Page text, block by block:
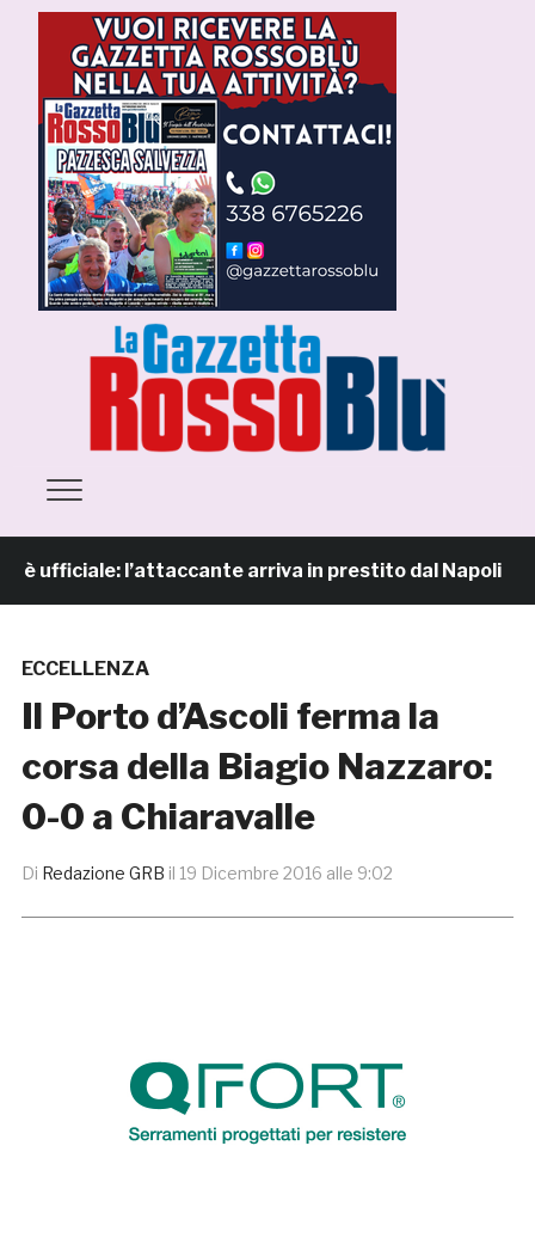
ufficiale: l’attaccante arriva in prestito dal Napoli
ECCELLENZA
Il Porto d’Ascoli ferma la
corsa della Biagio Nazzaro:
0-0 a Chiaravalle
Di Redazione GRB il 19 Dicembre 2016 alle 9:02